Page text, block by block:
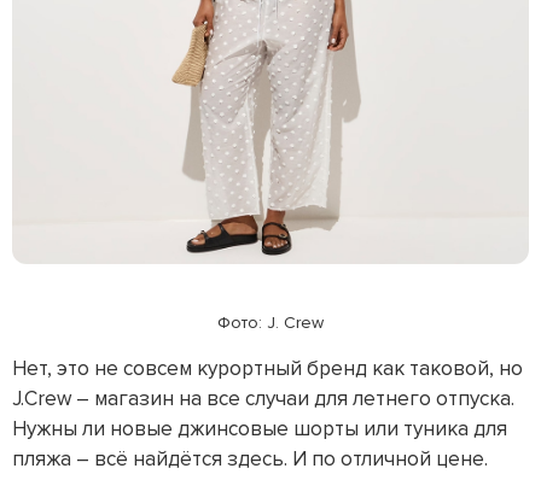
Фото: J. Crew
Нет, это не совсем курортный бренд как таковой, но
J.Crew – магазин на все случаи для летнего отпуска.
Нужны ли новые джинсовые шорты или туника для
пляжа – всё найдётся здесь. И по отличной цене.